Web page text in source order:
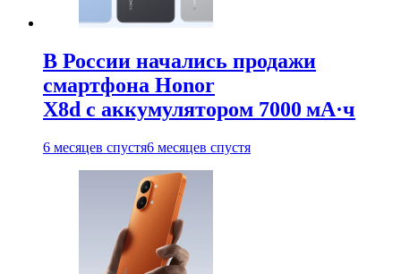
В России начались продажи
смартфона Honor
X8d с аккумулятором 7000 мА·ч
6 месяцев спустя6 месяцев спустя